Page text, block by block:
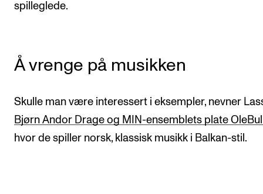
Hvem gjør hva i administrasjonen?
spilleglede.
Å vrenge på musikken
Skulle man være interessert i eksempler, nevner
Bjørn Andor Drage og MIN-ensemblets plate
hvor de spiller norsk, klassisk musikk i Balkan-stil.